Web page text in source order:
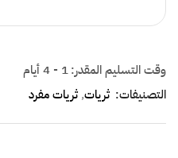
وقت التسليم المقدر:1 - 4 أيام
التصنيفات: ثريات, ثريات مفرد